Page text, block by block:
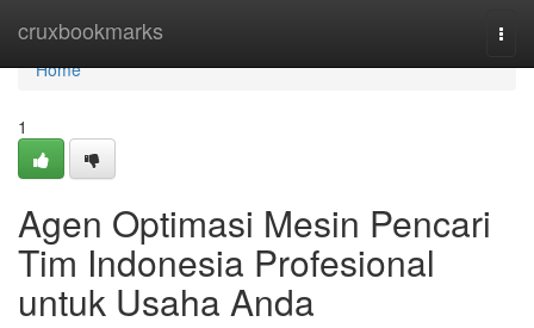
cruxbookmarks
Home
Home
1
Agen Optimasi Mesin Pencari
Tim Indonesia Profesional
untuk Usaha Anda